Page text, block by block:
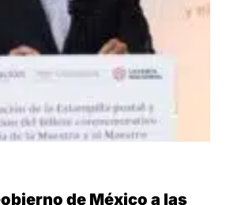
de México a las